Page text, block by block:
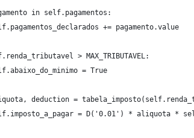
in self.pagamentos:
+= pagamento.value
> MAX_TRIBUTAVEL:
= True
deduction =
= D('0.01') * aliquota *